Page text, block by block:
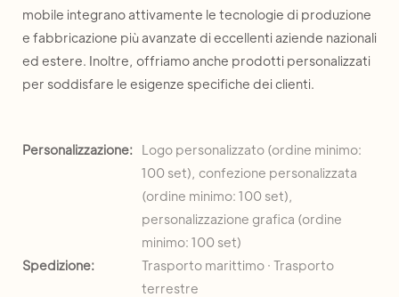
mobile integrano attivamente le tecnologie di produzione
e fabbricazione più avanzate di eccellenti aziende nazionali
ed estere. Inoltre, offriamo anche prodotti personalizzati
per soddisfare le esigenze specifiche dei clienti.
Personalizzazione:
Logo personalizzato (ordine minimo:
100 set), confezione personalizzata
(ordine minimo: 100 set),
personalizzazione grafica (ordine
minimo: 100 set)
Spedizione:
Trasporto marittimo · Trasporto
terrestre